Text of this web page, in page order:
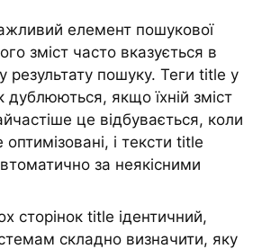
елемент пошукової
зміст часто вказується в
результату пошуку. Теги title у
дублюються, якщо їхній зміст
це відбувається, коли
і тексти title
за неякісними
сторінок title ідентичний,
складно визначити, яку